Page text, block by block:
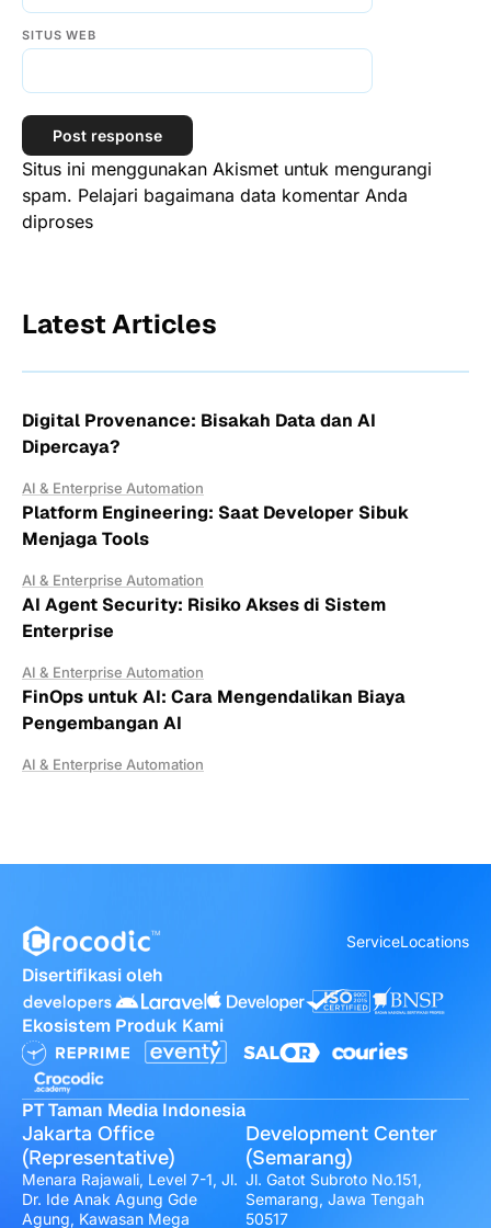
SITUS WEB
Situs ini menggunakan Akismet untuk mengurangi
spam. Pelajari bagaimana data komentar Anda
diproses
Latest Articles
Digital Provenance: Bisakah Data dan AI
Dipercaya?
AI & Enterprise Automation
Platform Engineering: Saat Developer Sibuk
Menjaga Tools
AI & Enterprise Automation
AI Agent Security: Risiko Akses di Sistem
Enterprise
AI & Enterprise Automation
FinOps untuk AI: Cara Mengendalikan Biaya
Pengembangan AI
AI & Enterprise Automation
ServiceLocations
Disertifikasi oleh
Ekosistem Produk Kami
PT Taman Media Indonesia
Jakarta Office
(Representative)
Menara Rajawali, Level 7-1, Jl.
Dr. Ide Anak Agung Gde
Agung, Kawasan Mega
Development Center
(Semarang)
Jl. Gatot Subroto No.151,
Semarang, Jawa Tengah
50517